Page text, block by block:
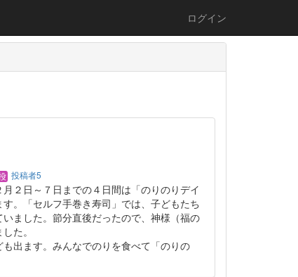
ログイン
投稿者5
２日～７日までの４日間は「のりのりデイ
。「セルフ手巻き寿司」では、子どもたち
ました。節分直後だったので、神様（福の
た。
出ます。みんなでのりを食べて「のりの